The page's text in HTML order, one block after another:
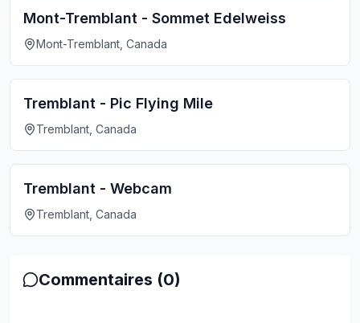
Mont-Tremblant - Sommet Edelweiss
Mont-Tremblant, Canada
Tremblant - Pic Flying Mile
Tremblant, Canada
Tremblant - Webcam
Tremblant, Canada
Commentaires (0)